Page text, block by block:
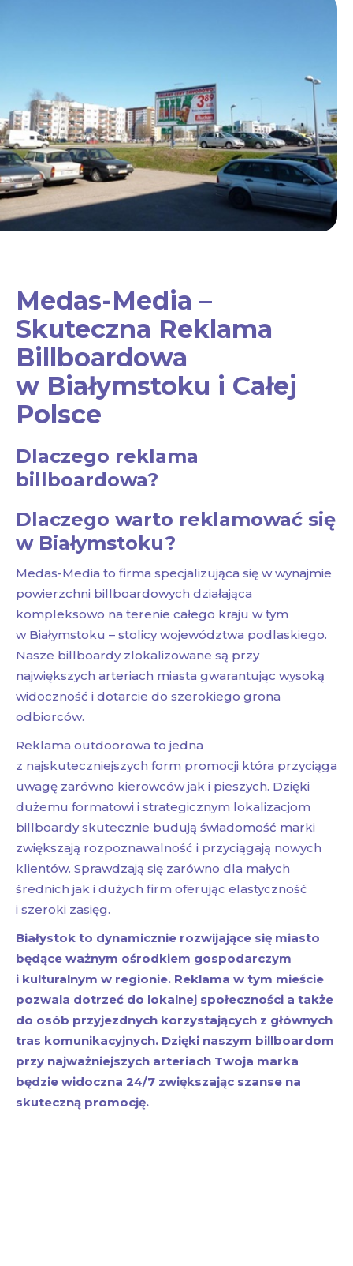
Medas-Media –
Skuteczna Reklama
Billboardowa
w Białymstoku i Całej
Polsce
Dlaczego reklama
billboardowa?
Dlaczego warto reklamować się
w Białymstoku?
Medas-Media to firma specjalizująca się w wynajmie
powierzchni billboardowych działająca
kompleksowo na terenie całego kraju w tym
w Białymstoku – stolicy województwa podlaskiego.
Nasze billboardy zlokalizowane są przy
największych arteriach miasta gwarantując wysoką
widoczność i dotarcie do szerokiego grona
odbiorców.
Reklama outdoorowa to jedna
z najskuteczniejszych form promocji która przyciąga
uwagę zarówno kierowców jak i pieszych. Dzięki
dużemu formatowi i strategicznym lokalizacjom
billboardy skutecznie budują świadomość marki
zwiększają rozpoznawalność i przyciągają nowych
klientów. Sprawdzają się zarówno dla małych
średnich jak i dużych firm oferując elastyczność
i szeroki zasięg.
Białystok to dynamicznie rozwijające się miasto
będące ważnym ośrodkiem gospodarczym
i kulturalnym w regionie. Reklama w tym mieście
pozwala dotrzeć do lokalnej społeczności a także
do osób przyjezdnych korzystających z głównych
tras komunikacyjnych. Dzięki naszym billboardom
przy najważniejszych arteriach Twoja marka
będzie widoczna 24/7 zwiększając szanse na
skuteczną promocję.